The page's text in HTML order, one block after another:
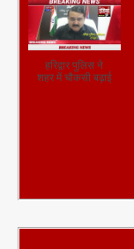
हरिद्वार पुलिस ने
शहर में चौकसी बढ़ाई